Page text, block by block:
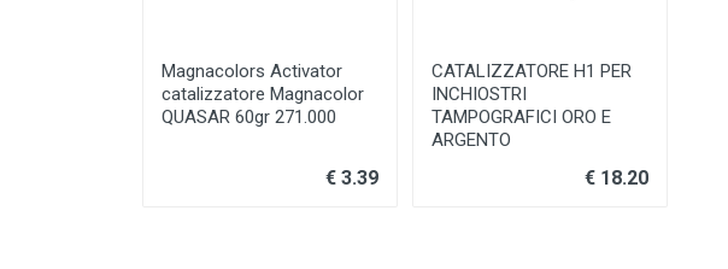
Magnacolors Activator
catalizzatore Magnacolor
QUASAR 60gr 271.000
€ 3.39
CATALIZZATORE H1 PER
INCHIOSTRI
TAMPOGRAFICI ORO E
ARGENTO
€ 18.20